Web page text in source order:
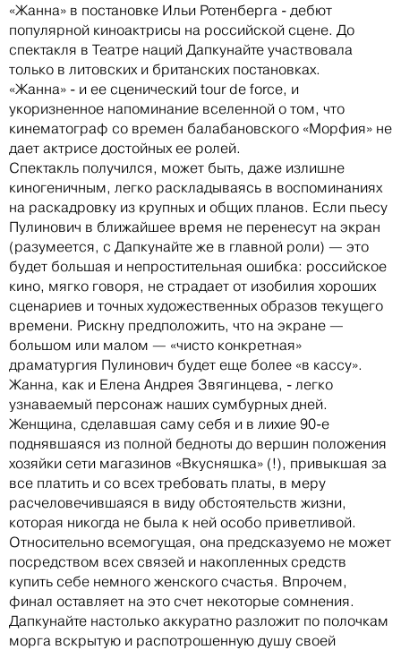
«Жанна» в постановке Ильи Ротенберга - дебют
популярной киноактрисы на российской сцене. До
спектакля в Театре наций Дапкунайте участвовала
только в литовских и британских постановках.
«Жанна» - и ее сценический tour de force, и
укоризненное напоминание вселенной о том, что
кинематограф со времен балабановского «Морфия» не
дает актрисе достойных ее ролей.
Спектакль получился, может быть, даже излишне
киногеничным, легко раскладываясь в воспоминаниях
на раскадровку из крупных и общих планов. Если пьесу
Пулинович в ближайшее время не перенесут на экран
(разумеется, с Дапкунайте же в главной роли) — это
будет большая и непростительная ошибка: российское
кино, мягко говоря, не страдает от изобилия хороших
сценариев и точных художественных образов текущего
времени. Рискну предположить, что на экране —
большом или малом — «чисто конкретная»
драматургия Пулинович будет еще более «в кассу».
Жанна, как и Елена Андрея Звягинцева, - легко
узнаваемый персонаж наших сумбурных дней.
Женщина, сделавшая саму себя и в лихие 90-е
поднявшаяся из полной бедноты до вершин положения
хозяйки сети магазинов «Вкусняшка» (!), привыкшая за
все платить и со всех требовать платы, в меру
расчеловечившаяся в виду обстоятельств жизни,
которая никогда не была к ней особо приветливой.
Относительно всемогущая, она предсказуемо не может
посредством всех связей и накопленных средств
купить себе немного женского счастья. Впрочем,
финал оставляет на это счет некоторые сомнения.
Дапкунайте настолько аккуратно разложит по полочкам
морга вскрытую и распотрошенную душу своей